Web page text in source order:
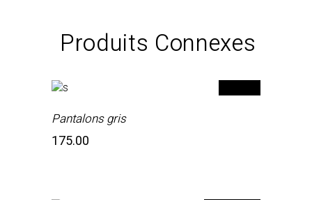
Produits Connexes
Pantalons gris
175.00